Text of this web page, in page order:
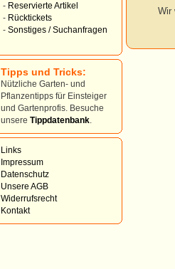
- Reservierte Artikel
- Rücktickets
- Sonstiges / Suchanfragen
Tipps und Tricks:
Nützliche Garten- und
Pflanzentipps für Einsteiger
und Gartenprofis. Besuche
unsere Tippdatenbank
Links
Impressum
Datenschutz
Unsere AGB
Widerrufsrecht
Kontakt
Wir